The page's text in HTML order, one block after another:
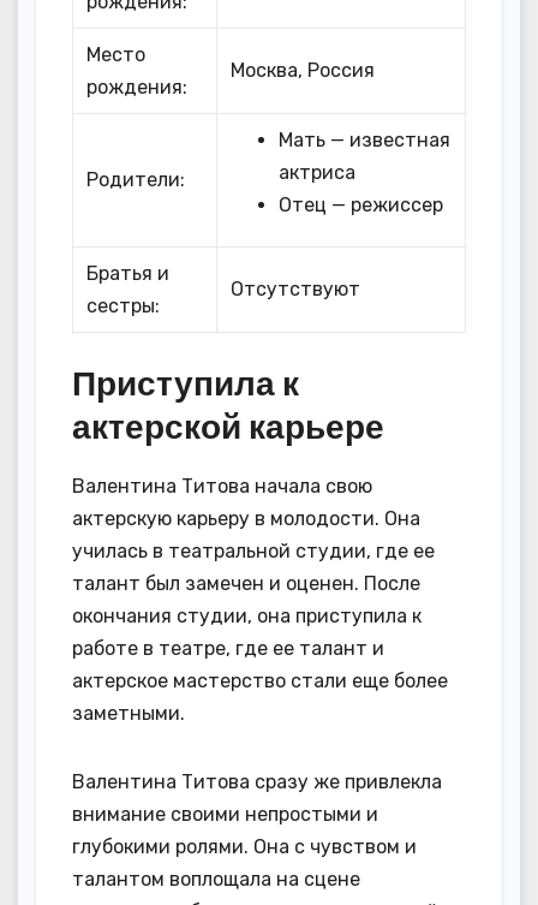
Место
рождения:
Москва, Россия
Родители:
Мать — известная
актриса
Отец — режиссер
Братья и
сестры:
Отсутствуют
Приступила к
актерской карьере
Валентина Титова начала свою
актерскую карьеру в молодости. Она
училась в театральной студии, где ее
талант был замечен и оценен. После
окончания студии, она приступила к
работе в театре, где ее талант и
актерское мастерство стали еще более
заметными.
Валентина Титова сразу же привлекла
внимание своими непростыми и
глубокими ролями. Она с чувством и
талантом воплощала на сцене